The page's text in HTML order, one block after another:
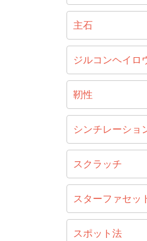
主石
ジルコンヘイロ
靭性
シンチレーショ
スクラッチ
スターファセッ
スポット法